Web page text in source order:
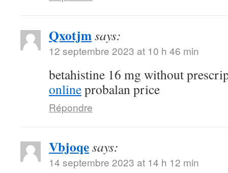
Qxotjmsays:
12 septembre 2023 at 10 h 46 min
betahistine 16 mg without
onlineprobalan price
Répondre
Vbjoqesays:
14 septembre 2023 at 14 h 12 min